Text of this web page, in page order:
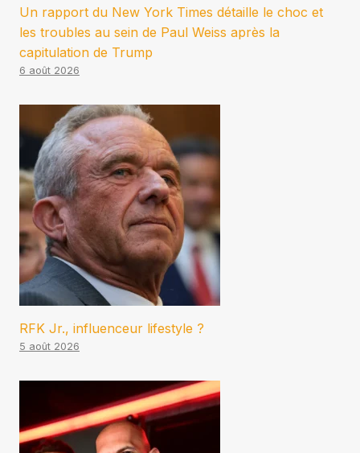
Un rapport du New York Times détaille le choc et
les troubles au sein de Paul Weiss après la
capitulation de Trump
6 août 2026
RFK Jr., influenceur lifestyle ?
5 août 2026